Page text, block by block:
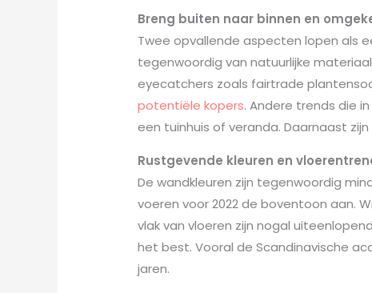
Breng buiten naar binnen en
Twee opvallende aspecten lopen als
tegenwoordig van natuurlijke
eyecatchers zoals fairtrade
potentiële kopers. Andere trends die
een tuinhuis of veranda. Daarnaast
Rustgevende kleuren en
De wandkleuren zijn tegenwoordig
voeren voor 2022 de boventoon aan.
vlak van vloeren zijn nogal
het best. Vooral de Scandinavische
jaren.